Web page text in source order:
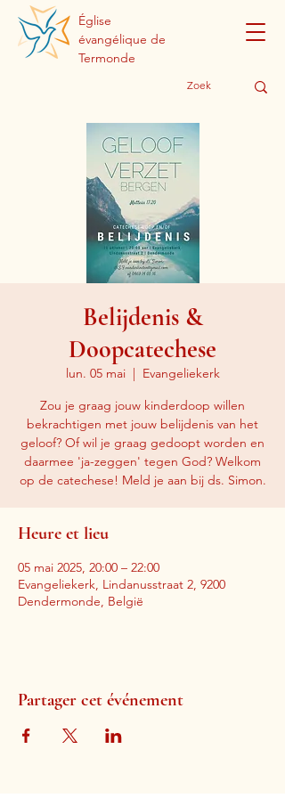
Église
évangélique de
Termonde
Belijdenis &
Doopcatechese
lun. 05 mai
  |
Evangeliekerk
Zou je graag jouw kinderdoop willen
bekrachtigen met jouw belijdenis van het
geloof? Of wil je graag gedoopt worden en
daarmee 'ja-zeggen' tegen God? Welkom
op de catechese! Meld je aan bij ds. Simon.
Heure et lieu
05 mai 2025, 20:00 – 22:00
Evangeliekerk, Lindanusstraat 2, 9200
Dendermonde, België
Partager cet événement